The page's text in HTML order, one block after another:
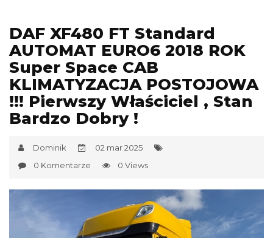
DAF XF480 FT Standard
AUTOMAT EURO6 2018 ROK
Super Space CAB
KLIMATYZACJA POSTOJOWA
!!! Pierwszy Właściciel , Stan
Bardzo Dobry !
Dominik
02 mar 2025
0 Komentarze
0 Views